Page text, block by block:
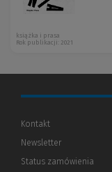
książka i prasa
Rok publikacji: 2021
Kontakt
Newsletter
Status zamówienia